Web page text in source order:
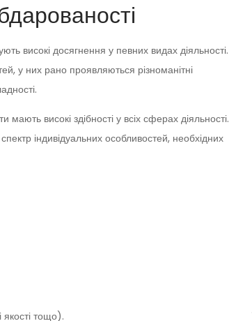
високі досягнення у певних видах діяльності.
у них рано проявляються різноманітні
високі здібності у всіх сферах діяльності.
індивідуальних особливостей, необхідних
якості тощо).